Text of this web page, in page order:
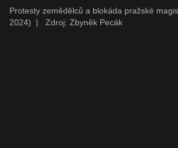
Protesty zemědělců a blokáda pražské
2024)
| Zdroj: Zbyněk Pecák